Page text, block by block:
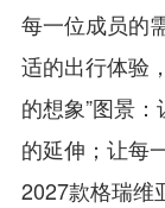
每一位成员的
适的出行体验
的想象”图景
的延伸；让每
2027款格瑞维